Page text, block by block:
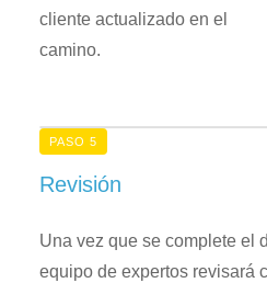
cliente actualizado en el
camino.
PASO 5
Revisión
Una vez que se complete el
equipo de expertos revisará